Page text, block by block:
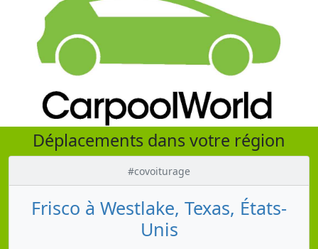
Déplacements dans votre région
#covoiturage
Frisco à Westlake, Texas, États-
Unis